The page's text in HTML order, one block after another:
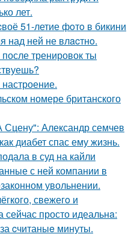
лет.
51-летие фoтo в бикини
над ней не влacтнo.
тренировок ты
номере британского
Александр семчев
диабет спас ему жизнь.
в суд на кайли
с ней компании в
увольнении.
свежегo и
сейчас просто идеальнa:
cчитаныe минуты.